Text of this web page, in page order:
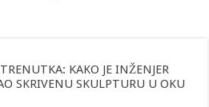
KAKO JE INŽENJER
SKRIVENU SKULPTURU U OKU